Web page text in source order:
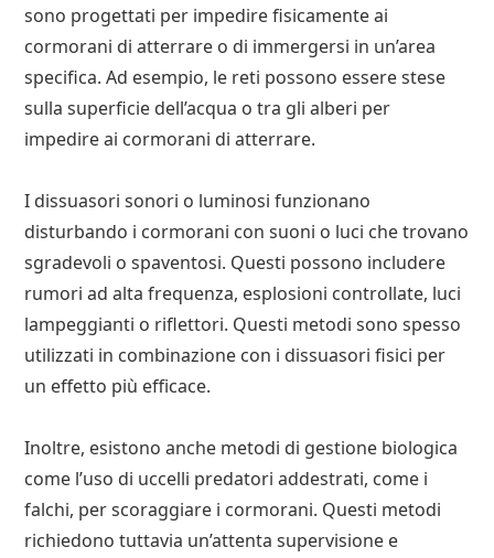
sono progettati per impedire fisicamente ai
cormorani di atterrare o di immergersi in un’area
specifica. Ad esempio, le reti possono essere stese
sulla superficie dell’acqua o tra gli alberi per
impedire ai cormorani di atterrare.
I dissuasori sonori o luminosi funzionano
disturbando i cormorani con suoni o luci che trovano
sgradevoli o spaventosi. Questi possono includere
rumori ad alta frequenza, esplosioni controllate, luci
lampeggianti o riflettori. Questi metodi sono spesso
utilizzati in combinazione con i dissuasori fisici per
un effetto più efficace.
Inoltre, esistono anche metodi di gestione biologica
come l’uso di uccelli predatori addestrati, come i
falchi, per scoraggiare i cormorani. Questi metodi
richiedono tuttavia un’attenta supervisione e